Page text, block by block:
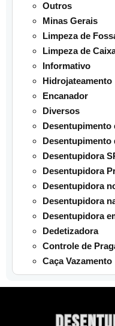
Outros
Minas Gerais
Limpeza de
Limpeza de
Informativo
Hidrojateamento
Encanador
Diversos
Desentupimento
Desentupimento
Desentupidora
Desentupidora
Desentupidora
Desentupidora
Desentupidora
Dedetizadora
Controle de
Caça Vazamento